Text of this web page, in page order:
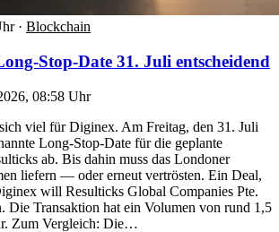
· Blockchain
Stop-Date 31. Juli entscheidend
08:58 Uhr
viel für Diginex. Am Freitag, den 31. Juli
Long-Stop-Date für die geplante
ab. Bis dahin muss das Londoner
liefern — oder erneut vertrösten. Ein Deal,
will Resulticks Global Companies Pte.
Die Transaktion hat ein Volumen von rund 1,5
Zum Vergleich: Die…